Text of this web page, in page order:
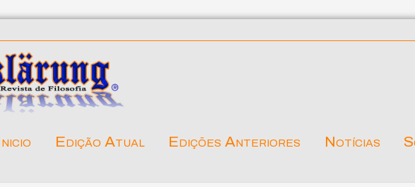
Inicio Edição Atual Edições Anteriores Notícias